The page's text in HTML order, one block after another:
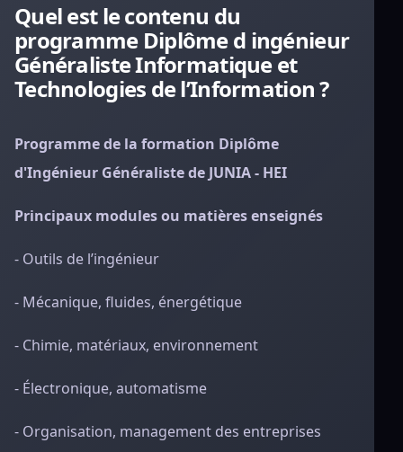
Quel est le contenu du
programme Diplôme d ingénieur
Généraliste Informatique et
Technologies de l’Information ?
Programme de la formation Diplôme
d'Ingénieur Généraliste de JUNIA - HEI
Principaux modules ou matières enseignés
- Outils de l’ingénieur
- Mécanique, fluides, énergétique
- Chimie, matériaux, environnement
- Électronique, automatisme
- Organisation, management des entreprises